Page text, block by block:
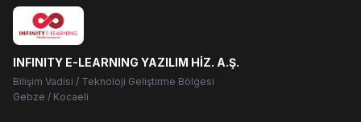
INFINITY E-LEARNING YAZILIM HİZ. A.Ş.
Bilişim Vadisi / Teknoloji Geliştirme Bölgesi
Gebze / Kocaeli